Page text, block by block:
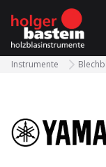
bastein
Instrumente